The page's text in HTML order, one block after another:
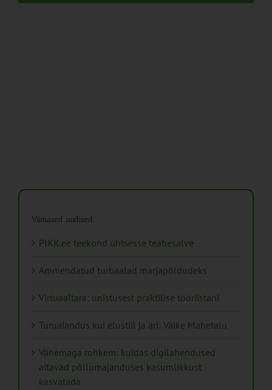
Viimased uudised
PIKK.ee teekond ühtsesse teabesalve
Ammendatud turbaalad marjapõldudeks
Virtuaaltara: unistusest praktilise tööriistani
Turuaiandus kui elustiil ja äri: Väike Mahetalu
Vähemaga rohkem: kuidas digilahendused
aitavad põllumajanduses kasumlikkust
kasvatada